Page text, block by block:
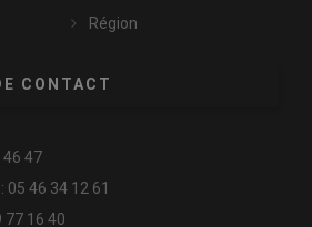
Région
CONTACT
46 47
05 46 34 12 61
77 16 40